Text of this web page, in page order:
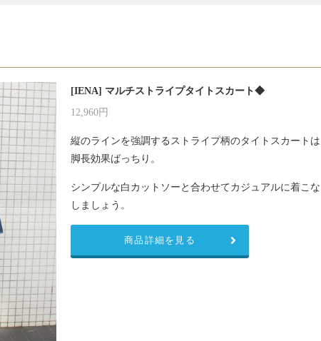
[IENA] マルチストライプタイトスカート◆
12,960円
縦のラインを強調するストライプ柄のタイトスカートは
脚長効果ばっちり。
シンプルな白カットソーと合わせてカジュアルに着こな
しましょう。
商品詳細を見る